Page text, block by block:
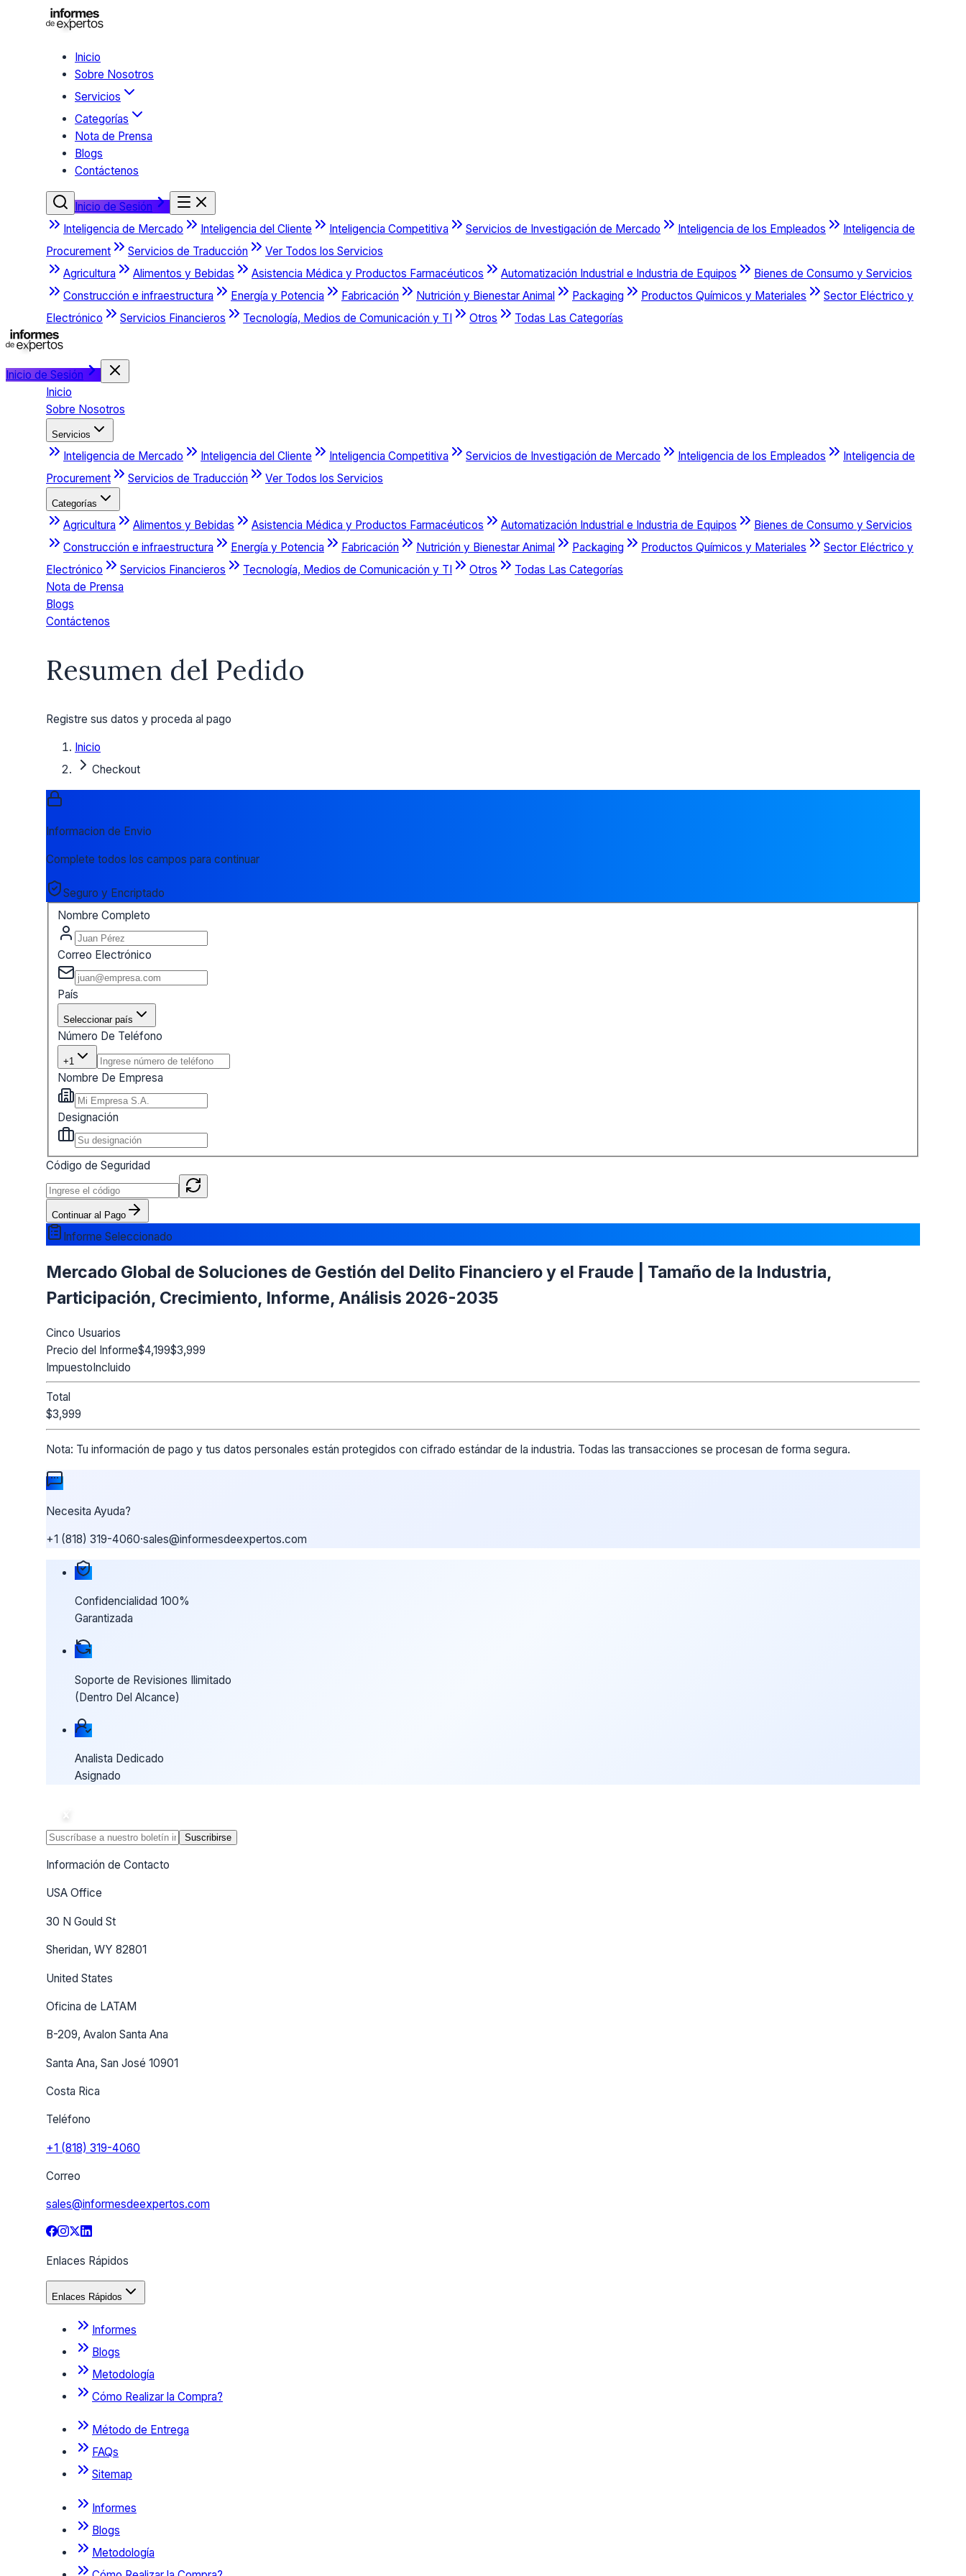
Inicio
Sobre Nosotros
Servicios
Categorías
Nota de Prensa
Blogs
Contáctenos
Inicio de Sesión
Inteligencia de Mercado
Inteligencia del Cliente Inteligencia Competitiva Servicios de Investigación de Mercado Inteligencia de los Empleados
Inteligencia de
Procurement
Servicios de Traducción
Ver Todos los Servicios
Agricultura
Alimentos y Bebidas Asistencia Médica y Productos Farmacéuticos Automatización Industrial e Industria de Equipos
Bienes de Consumo y Servicios
Construcción e infraestructura
Energía y Potencia Fabricación Nutrición y Bienestar Animal Packaging Productos Químicos y Materiales
Sector Eléctrico y
Electrónico
Servicios Financieros Tecnología, Medios de Comunicación y TI Otros Todas Las Categorías
Inicio de Sesión
Inicio
Sobre Nosotros
Servicios
Inteligencia de Mercado Inteligencia del Cliente Inteligencia Competitiva Servicios de Investigación de Mercado Inteligencia de los Empleados
Inteligencia de
Procurement
Servicios de Traducción Ver Todos los Servicios
Categorías
Agricultura Alimentos y Bebidas Asistencia Médica y Productos Farmacéuticos Automatización Industrial e Industria de Equipos
Bienes de Consumo y Servicios
Construcción e infraestructura
Energía y Potencia Fabricación Nutrición y Bienestar Animal Packaging Productos Químicos y Materiales
Sector Eléctrico y
Electrónico
Servicios Financieros Tecnología, Medios de Comunicación y TI Otros
Todas Las Categorías
Nota de Prensa
Blogs
Contáctenos
Resumen del Pedido
Registre sus datos y proceda al pago
Inicio
Checkout
Informacion de Envio
Complete todos los campos para continuar
Seguro y Encriptado
Nombre Completo
Correo Electrónico
País
Seleccionar país
Número De Teléfono
+1
Nombre De Empresa
Designación
Código de Seguridad
Continuar al Pago
Informe Seleccionado
Mercado Global de Soluciones de Gestión del Delito Financiero y el Fraude | Tamaño de la Industria,
Participación, Crecimiento, Informe, Análisis 2026-2035
Cinco Usuarios
Precio del Informe$4,199$3,999
ImpuestoIncluido
Total
$3,999
Nota: Tu información de pago y tus datos personales están protegidos con cifrado estándar de la industria. Todas las transacciones se procesan de forma segura.
Necesita Ayuda?
+1 (818) 319-4060·sales@informesdeexpertos.com
Nuestras garantías de compra
Confidencialidad 100%
Garantizada
Soporte de Revisiones Ilimitado
(Dentro Del Alcance)
Analista Dedicado
Asignado
Suscribirse
Información de Contacto
USA Office
30 N Gould St
Sheridan, WY 82801
United States
Oficina de LATAM
B-209, Avalon Santa Ana
Santa Ana, San José 10901
Costa Rica
Teléfono
+1 (818) 319-4060
Correo
sales@informesdeexpertos.com
Enlaces Rápidos
Enlaces Rápidos
Informes
Blogs
Metodología
Cómo Realizar la Compra?
Método de Entrega
FAQs
Sitemap
Informes
Blogs
Metodología